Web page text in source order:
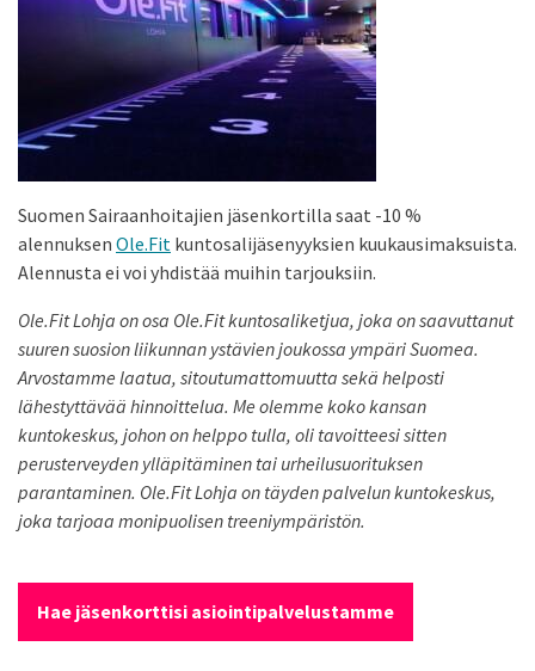
Suomen Sairaanhoitajien jäsenkortilla saat -10 %
alennuksen Ole.Fit kuntosalijäsenyyksien kuukausimaksuista.
Alennusta ei voi yhdistää muihin tarjouksiin.
Ole.Fit Lohja on osa Ole.Fit kuntosaliketjua, joka on saavuttanut
suuren suosion liikunnan ystävien joukossa ympäri Suomea.
Arvostamme laatua, sitoutumattomuutta sekä helposti
lähestyttävää hinnoittelua. Me olemme koko kansan
kuntokeskus, johon on helppo tulla, oli tavoitteesi sitten
perusterveyden ylläpitäminen tai urheilusuorituksen
parantaminen. Ole.Fit Lohja on täyden palvelun kuntokeskus,
joka tarjoaa monipuolisen treeniympäristön.
Hae jäsenkorttisi asiointipalvelustamme